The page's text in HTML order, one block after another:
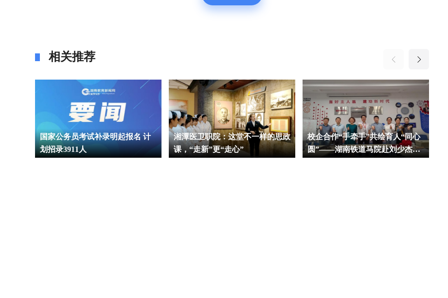
相关推荐
国家公务员考试补录明起报名 计
划招录3911人
湘潭医卫职院：这堂不一样的思政
课，“走新”更“走心”
校企合作“手牵手”共绘育人“同心
圆”——湖南铁道马院赴刘少杰劳